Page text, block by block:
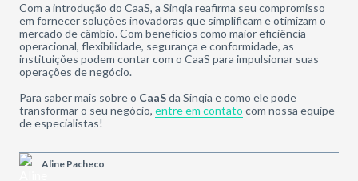
Com a introdução do CaaS, a Sinqia reafirma seu compromisso
em fornecer soluções inovadoras que simplificam e otimizam o
mercado de câmbio. Com benefícios como maior eficiência
operacional, flexibilidade, segurança e conformidade, as
instituições podem contar com o CaaS para impulsionar suas
operações de negócio.
Para saber mais sobre o CaaSda Sinqia e como ele pode
transformar o seu negócio, entre em contato com nossa equipe
de especialistas!
Aline Pacheco